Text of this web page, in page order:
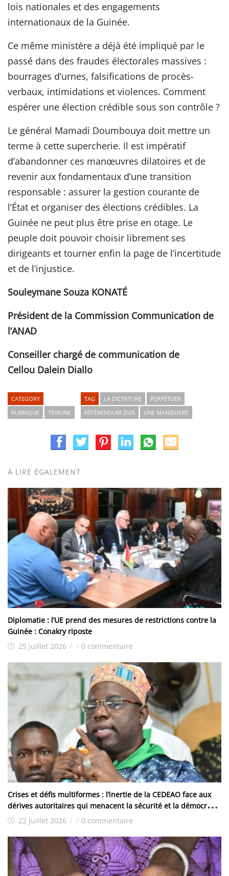
lois nationales et des engagements
internationaux de la Guinée.
Ce même ministère a déjà été impliqué par le
passé dans des fraudes électorales massives :
bourrages d’urnes, falsifications de procès-
verbaux, intimidations et violences. Comment
espérer une élection crédible sous son contrôle ?
Le général Mamadi Doumbouya doit mettre un
terme à cette supercherie. Il est impératif
d’abandonner ces manœuvres dilatoires et de
revenir aux fondamentaux d’une transition
responsable : assurer la gestion courante de
l’État et organiser des élections crédibles. La
Guinée ne peut plus être prise en otage. Le
peuple doit pouvoir choisir librement ses
dirigeants et tourner enfin la page de l’incertitude
et de l’injustice.
Souleymane Souza KONATÉ
Président de la Commission Communication de
l’ANAD
Conseiller chargé de communication de
Cellou Dalein Diallo
CATEGORY
RUBRIQUE
TRIBUNE
TAG LA DICTATURE
PERPÉTUER
RÉFÉRENDUM 2025
UNE MANŒUVRE
À LIRE ÉGALEMENT
Diplomatie : l’UE prend des mesures de restrictions contre la
Guinée : Conakry riposte
25 juillet 2026 / / 0 commentaire
Crises et défis multiformes : l’inertie de la CEDEAO face aux
dérives autoritaires qui menacent la sécurité et la démocratie
dans la sous-région
22 juillet 2026 / / 0 commentaire